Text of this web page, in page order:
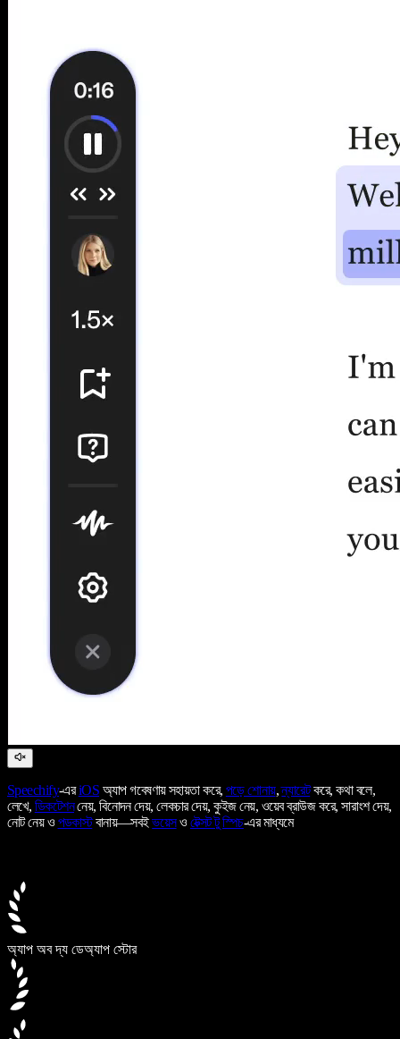
Speechify-এরiOS অ্যাপ গবেষণায় সহায়তা করে, পড়ে শোনায়,ন্যারেটকরে, কথা বলে,
লেখে, ডিকটেশননেয়, বিনোদন দেয়, লেকচার দেয়, কুইজ নেয়, ওয়েব ব্রাউজ করে, সারাংশ দেয়,
নোট নেয় ও পডকাস্টবানায়—সবইভয়েসও টেক্সট টু স্পিচ-এর মাধ্যমে
অ্যাপ অব দ্য ডেঅ্যাপ স্টোর